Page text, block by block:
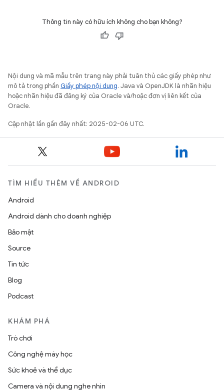
Thông tin này có hữu ích không cho bạn không?
Nội dung và mã mẫu trên trang này phải tuân thủ các giấy phép như
mô tả trong phần Giấy phép nội dung. Java và OpenJDK là nhãn hiệu
hoặc nhãn hiệu đã đăng ký của Oracle và/hoặc đơn vị liên kết của
Oracle.
Cập nhật lần gần đây nhất: 2025-02-06 UTC.
TÌM HIỂU THÊM VỀ ANDROID
Android
Android dành cho doanh nghiệp
Bảo mật
Source
Tin tức
Blog
Podcast
KHÁM PHÁ
Trò chơi
Công nghệ máy học
Sức khoẻ và thể dục
Camera và nội dung nghe nhìn